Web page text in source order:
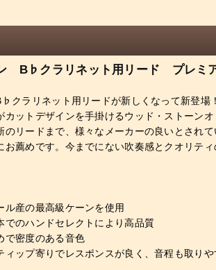
B♭クラリネット用リード プレミ
クラリネット用リードが新しくなって新登場！
カットデザインを手掛けるウッド・ストーン
のリードまで、様々なメーカーの良いとされ
お薦めです。今までにない吹奏感とクオリティ
ル産の最高級ケーンを使用
でのハンドセレクトにより高品質
で密度のある音色
ィップ寄りでレスポンスが良く、音程も取りや